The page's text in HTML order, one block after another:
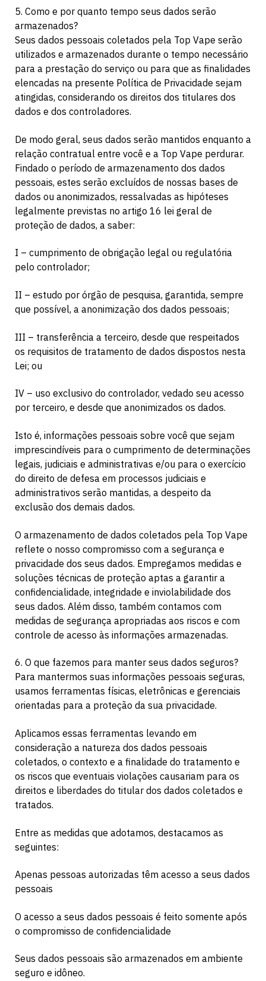
5. Como e por quanto tempo seus dados serão
armazenados?
Seus dados pessoais coletados pela Top Vape serão
utilizados e armazenados durante o tempo necessário
para a prestação do serviço ou para que as finalidades
elencadas na presente Política de Privacidade sejam
atingidas, considerando os direitos dos titulares dos
dados e dos controladores.
De modo geral, seus dados serão mantidos enquanto a
relação contratual entre você e a Top Vape perdurar.
Findado o período de armazenamento dos dados
pessoais, estes serão excluídos de nossas bases de
dados ou anonimizados, ressalvadas as hipóteses
legalmente previstas no artigo 16 lei geral de
proteção de dados, a saber:
I – cumprimento de obrigação legal ou regulatória
pelo controlador;
II – estudo por órgão de pesquisa, garantida, sempre
que possível, a anonimização dos dados pessoais;
III – transferência a terceiro, desde que respeitados
os requisitos de tratamento de dados dispostos nesta
Lei; ou
IV – uso exclusivo do controlador, vedado seu acesso
por terceiro, e desde que anonimizados os dados.
Isto é, informações pessoais sobre você que sejam
imprescindíveis para o cumprimento de determinações
legais, judiciais e administrativas e/ou para o exercício
do direito de defesa em processos judiciais e
administrativos serão mantidas, a despeito da
exclusão dos demais dados.
O armazenamento de dados coletados pela Top Vape
reflete o nosso compromisso com a segurança e
privacidade dos seus dados. Empregamos medidas e
soluções técnicas de proteção aptas a garantir a
confidencialidade, integridade e inviolabilidade dos
seus dados. Além disso, também contamos com
medidas de segurança apropriadas aos riscos e com
controle de acesso às informações armazenadas.
6. O que fazemos para manter seus dados seguros?
Para mantermos suas informações pessoais seguras,
usamos ferramentas físicas, eletrônicas e gerenciais
orientadas para a proteção da sua privacidade.
Aplicamos essas ferramentas levando em
consideração a natureza dos dados pessoais
coletados, o contexto e a finalidade do tratamento e
os riscos que eventuais violações causariam para os
direitos e liberdades do titular dos dados coletados e
tratados.
Entre as medidas que adotamos, destacamos as
seguintes:
Apenas pessoas autorizadas têm acesso a seus dados
pessoais
O acesso a seus dados pessoais é feito somente após
o compromisso de confidencialidade
Seus dados pessoais são armazenados em ambiente
seguro e idôneo.